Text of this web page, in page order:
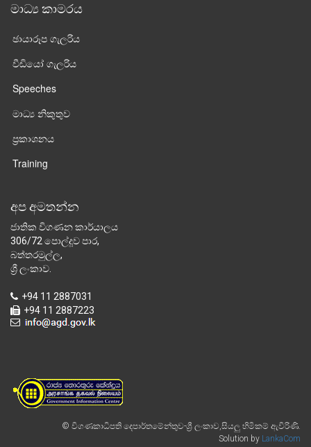
මාධ්‍ය කාමරය
ඡායාරූප ගැලරිය
වීඩියෝ ගැලරිය
Speeches
මාධ්‍ය නිකුතුව
ප්‍රකාශනය
Training
අප අමතන්න
ජාතික විගණන කාර්යාලය
306/72 පොල්දූව පාර,
බත්තරමුල්ල,
ශ්‍රී ලංකාව.
+94 11 2887031
+94 11 2887223
© විගණකාධිපති දෙපාර්තමේන්තුව-ශ්‍රී ලංකාව,සියලු හිමිකම් ඇවිරිණි.
Solution by LankaCom